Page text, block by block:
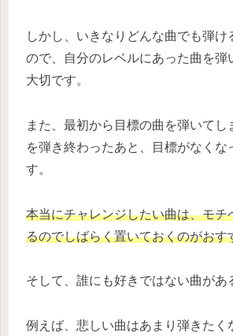
しかし、いきなりどんな曲でも弾け
ので、自分のレベルにあった曲を弾
大切です。
また、最初から目標の曲を弾いてし
を弾き終わったあと、目標がなくな
す。
本当にチャレンジしたい曲は、モチ
るのでしばらく置いておくのがおす
そして、誰にも好きではない曲があ
例えば、悲しい曲はあまり弾きたく